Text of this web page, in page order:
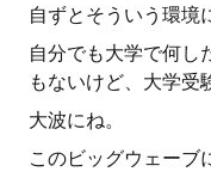
自ずとそういう環境
自分でも大学で何し
もないけど、大学受
大波にね。
このビッグウェーブ